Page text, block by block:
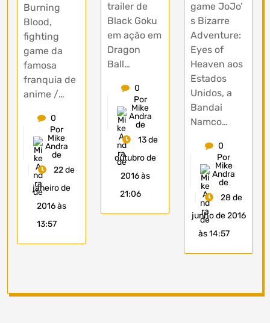
Burning
Blood,
fighting
game da
famosa
franquia de
anime /…
0
Por
Mike
Andra
de
22 de
janeiro de
2016 às
13:57
trailer de
Black Goku
em ação em
Dragon
Ball…
0
Por
Mike
Andra
de
13 de
outubro de
2016 às
21:06
game JoJo’
s Bizarre
Adventure:
Eyes of
Heaven aos
Estados
Unidos, a
Bandai
Namco…
0
Por
Mike
Andra
de
28 de
junho de 2016
às 14:57